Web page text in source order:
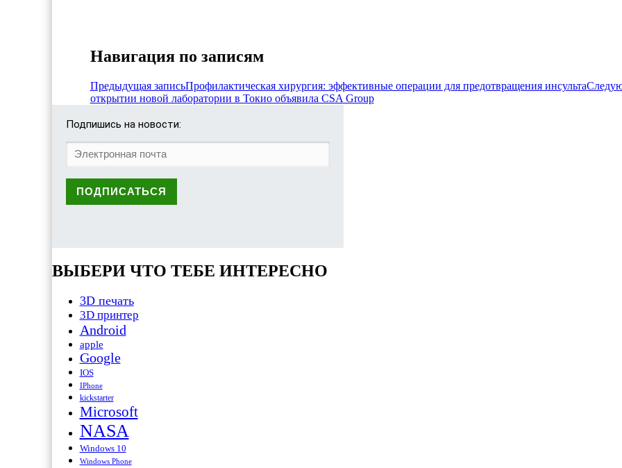
Навигация по записям
Предыдущая записьПрофилактическая хирургия: эффективные операции для предотвращения инсульта
открытии новой лаборатории в Токио объявила CSA Group
Подпишись на новости:
ВЫБЕРИ ЧТО ТЕБЕ ИНТЕРЕСНО
3D печать
3D принтер
Android
apple
Google
IOS
IPhone
kickstarter
Microsoft
NASA
Windows 10
Windows Phone